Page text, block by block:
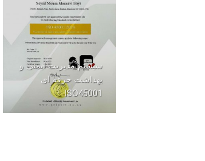
سیستم مدیریت ایمنی و
بهداشت حرفه ای
ISO45001